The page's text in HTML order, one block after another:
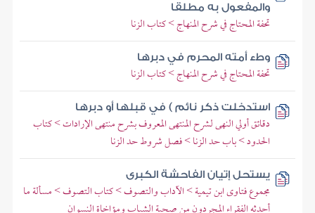
والمفعول به مطلقا
تحفة المحتاج في شرح المنهاج > كتاب الزنا
وطء أمته المحرم في دبرها
تحفة المحتاج في شرح المنهاج > كتاب الزنا
استدخلت ذكر نائم ) في قبلها أو دبرها
دقائق أولي النهى لشرح المنتهى المعروف بشرح منتهى الإرادات > كتاب
الحدود > باب حد الزنا > فصل شروط حد الزنا
يستحل إتيان الفاحشة الكبرى
مجموع فتاوى ابن تيمية > الآداب والتصوف > كتاب التصوف > مسألة ما